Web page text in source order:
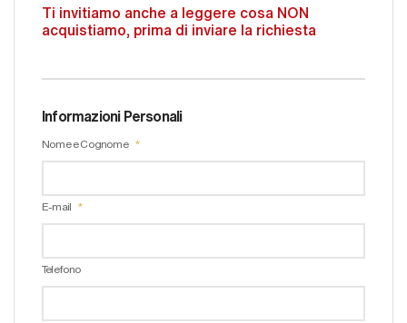
Ti invitiamo anche a leggere cosa NON
acquistiamo, prima di inviare la richiesta
Informazioni Personali
Nome e Cognome
E-mail
Telefono